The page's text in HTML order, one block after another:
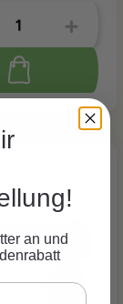
an und